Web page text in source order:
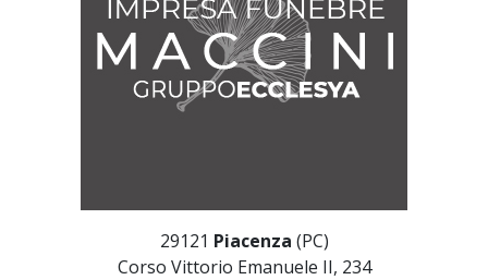
29121 Piacenza (PC)
Corso Vittorio Emanuele II, 234